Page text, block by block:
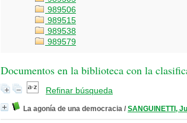
989506
989515
989538
989579
Documentos en la biblioteca con la
Refinar búsqueda
La agonía de una democracia / SANGUINETTI,